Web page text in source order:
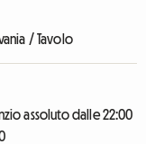
/ Tavolo
assoluto dalle 22:00